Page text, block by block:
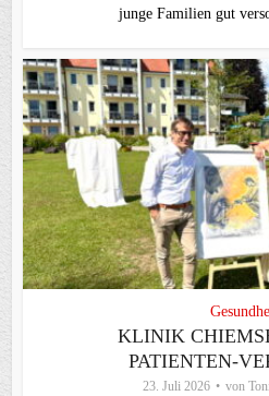
junge Familien gut
KLINIK
PATIENTEN-
23. Juli 2026 von